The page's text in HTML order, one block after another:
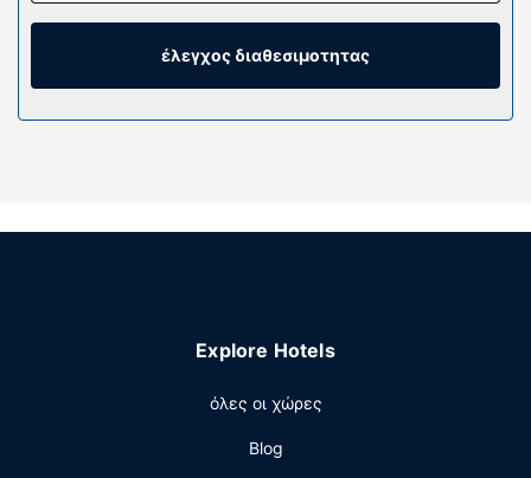
διασκέδασή σας προσφέρονται τηλεοράσεις LED 55
ιντσών με καλωδιακά κανάλια, ενώ μπορείτε να είστε
εποχική εξωτερική πισίνα, ή από άλλες παροχές, όπως
Περιλαμβάνεται δωρεάν πρωινό (ευρωπαϊκό).
επιχειρηματικό κέντρο, γρήγορο check-out και ρεσεψιόν
έλεγχος διαθεσιμοτητας
Explore Hotels
όλες οι χώρες
Blog